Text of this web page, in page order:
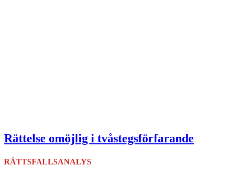
Rättelse omöjlig i tvåstegsförfarande
RÄTTSFALLSANALYS